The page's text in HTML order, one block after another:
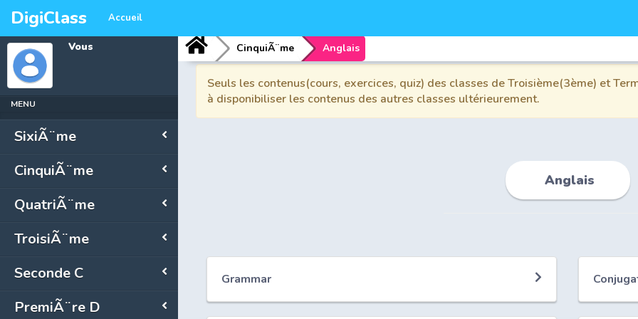
DigiClass Accueil
Vous
MENU
SixiÃ¨me
CinquiÃ¨me
QuatriÃ¨me
TroisiÃ¨me
Seconde C
PremiÃ¨re D
CinquiÃ¨me Anglais
Seuls les contenus(cours, exercices, quiz) des classes de Troisième(3ème) et
à disponibiliser les contenus des autres classes ultérieurement.
Anglais
Grammar